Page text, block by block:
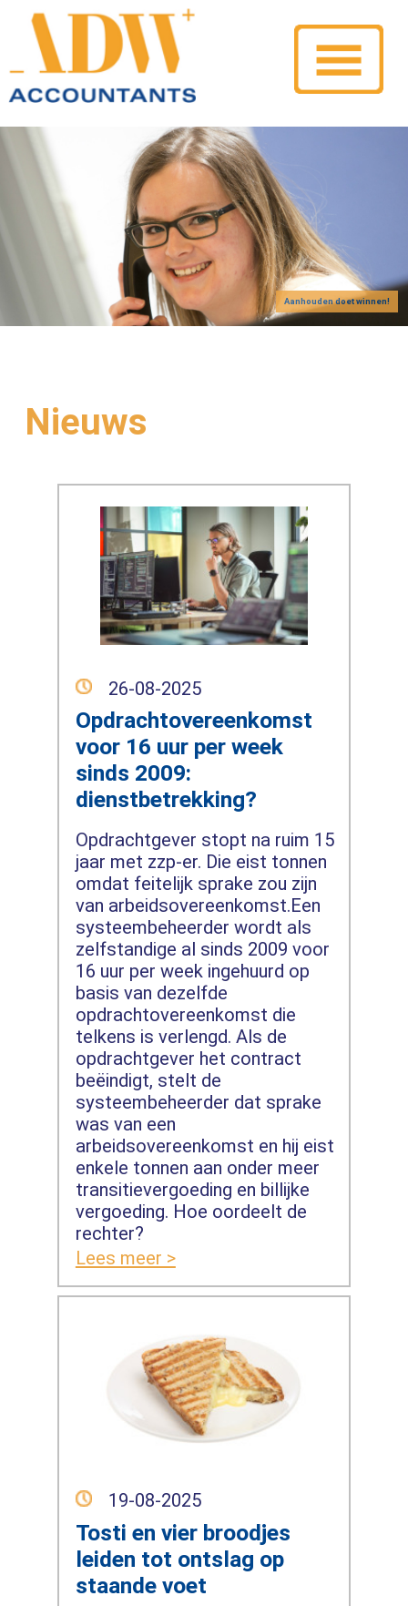
Aanhouden doet winnen!
Nieuws
26-08-2025
Opdrachtovereenkomst
voor 16 uur per week
sinds 2009:
dienstbetrekking?
Opdrachtgever stopt na ruim 15
jaar met zzp-er. Die eist tonnen
omdat feitelijk sprake zou zijn
van arbeidsovereenkomst.Een
systeembeheerder wordt als
zelfstandige al sinds 2009 voor
16 uur per week ingehuurd op
basis van dezelfde
opdrachtovereenkomst die
telkens is verlengd. Als de
opdrachtgever het contract
beëindigt, stelt de
systeembeheerder dat sprake
was van een
arbeidsovereenkomst en hij eist
enkele tonnen aan onder meer
transitievergoeding en billijke
vergoeding. Hoe oordeelt de
rechter?
Lees meer >
19-08-2025
Tosti en vier broodjes
leiden tot ontslag op
staande voet